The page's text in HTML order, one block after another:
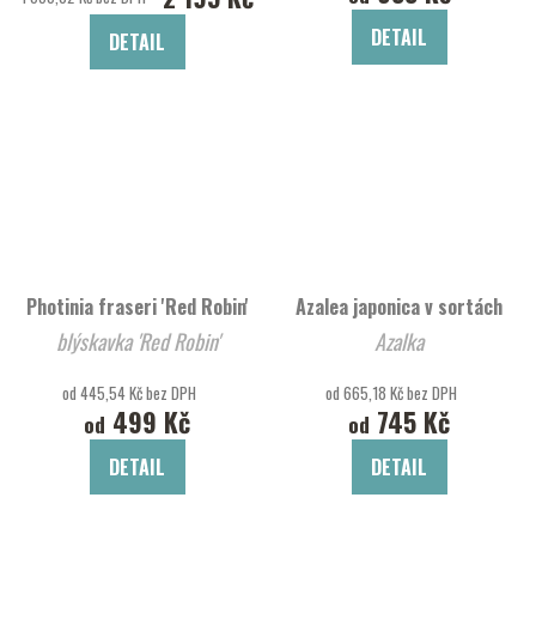
DETAIL DETAIL
Photinia fraseri 'Red Robin'
blýskavka 'Red Robin'
od 445,54 Kč bez DPH
od 499 Kč
DETAIL
Azalea japonica v sortách
Azalka
od 665,18 Kč bez DPH
od 745 Kč
DETAIL